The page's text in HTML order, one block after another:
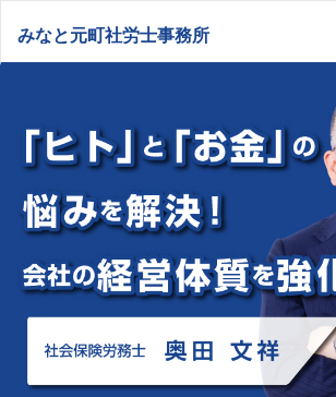
みなと元町社労士事務所